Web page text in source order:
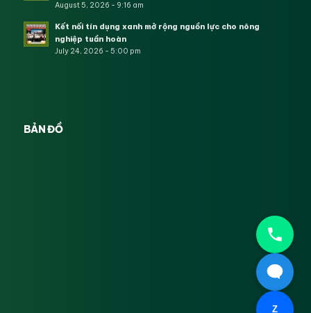
August 5, 2026 - 9:16 am
Kết nối tín dụng xanh mở rộng nguồn lực cho nông
nghiệp tuần hoàn
July 24, 2026 - 5:00 pm
BẢN ĐỒ
Z